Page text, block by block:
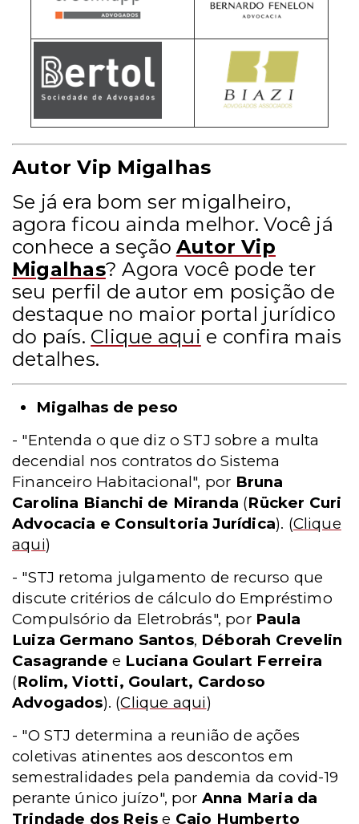
Autor Vip Migalhas
Se já era bom ser migalheiro,
agora ficou ainda melhor. Você já
conhece a seção Autor Vip
Migalhas? Agora você pode ter
seu perfil de autor em posição de
destaque no maior portal jurídico
do país. Clique aqui e confira mais
detalhes.
Migalhas de peso
- "Entenda o que diz o STJ sobre a multa
decendial nos contratos do Sistema
Financeiro Habitacional", por Bruna
Carolina Bianchi de Miranda (Rücker Curi
Advocacia e Consultoria Jurídica). (Clique
aqui)
- "STJ retoma julgamento de recurso que
discute critérios de cálculo do Empréstimo
Compulsório da Eletrobrás", por Paula
Luiza Germano Santos, Déborah Crevelin
Casagrande e Luciana Goulart Ferreira
(Rolim, Viotti, Goulart, Cardoso
Advogados). (Clique aqui)
- "O STJ determina a reunião de ações
coletivas atinentes aos descontos em
semestralidades pela pandemia da covid-19
perante único juízo", por Anna Maria da
Trindade dos Reis e Caio Humberto